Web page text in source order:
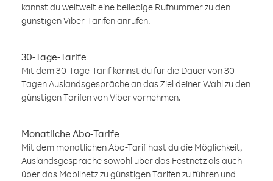
kannst du weltweit eine beliebige Rufnummer zu den
günstigen Viber-Tarifen anrufen.
30-Tage-Tarife
Mit dem 30-Tage-Tarif kannst du für die Dauer von 30
Tagen Auslandsgespräche an das Ziel deiner Wahl zu den
günstigen Tarifen von Viber vornehmen.
Monatliche Abo-Tarife
Mit dem monatlichen Abo-Tarif hast du die Möglichkeit,
Auslandsgespräche sowohl über das Festnetz als auch
über das Mobilnetz zu günstigen Tarifen zu führen und